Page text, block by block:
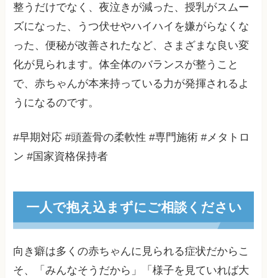
整うだけでなく、夜泣きが減った、授乳がスムー
ズになった、うつ伏せやハイハイを嫌がらなくな
った、便秘が改善されたなど、さまざまな良い変
化が見られます。体全体のバランスが整うこと
で、赤ちゃんが本来持っている力が発揮されるよ
うになるのです。
#早期対応 #頭蓋骨の柔軟性 #専門施術 #メタトロ
ン #国家資格保持者
一人で抱え込まずにご相談ください
向き癖は多くの赤ちゃんに見られる症状だからこ
そ、「みんなそうだから」「様子を見ていれば大